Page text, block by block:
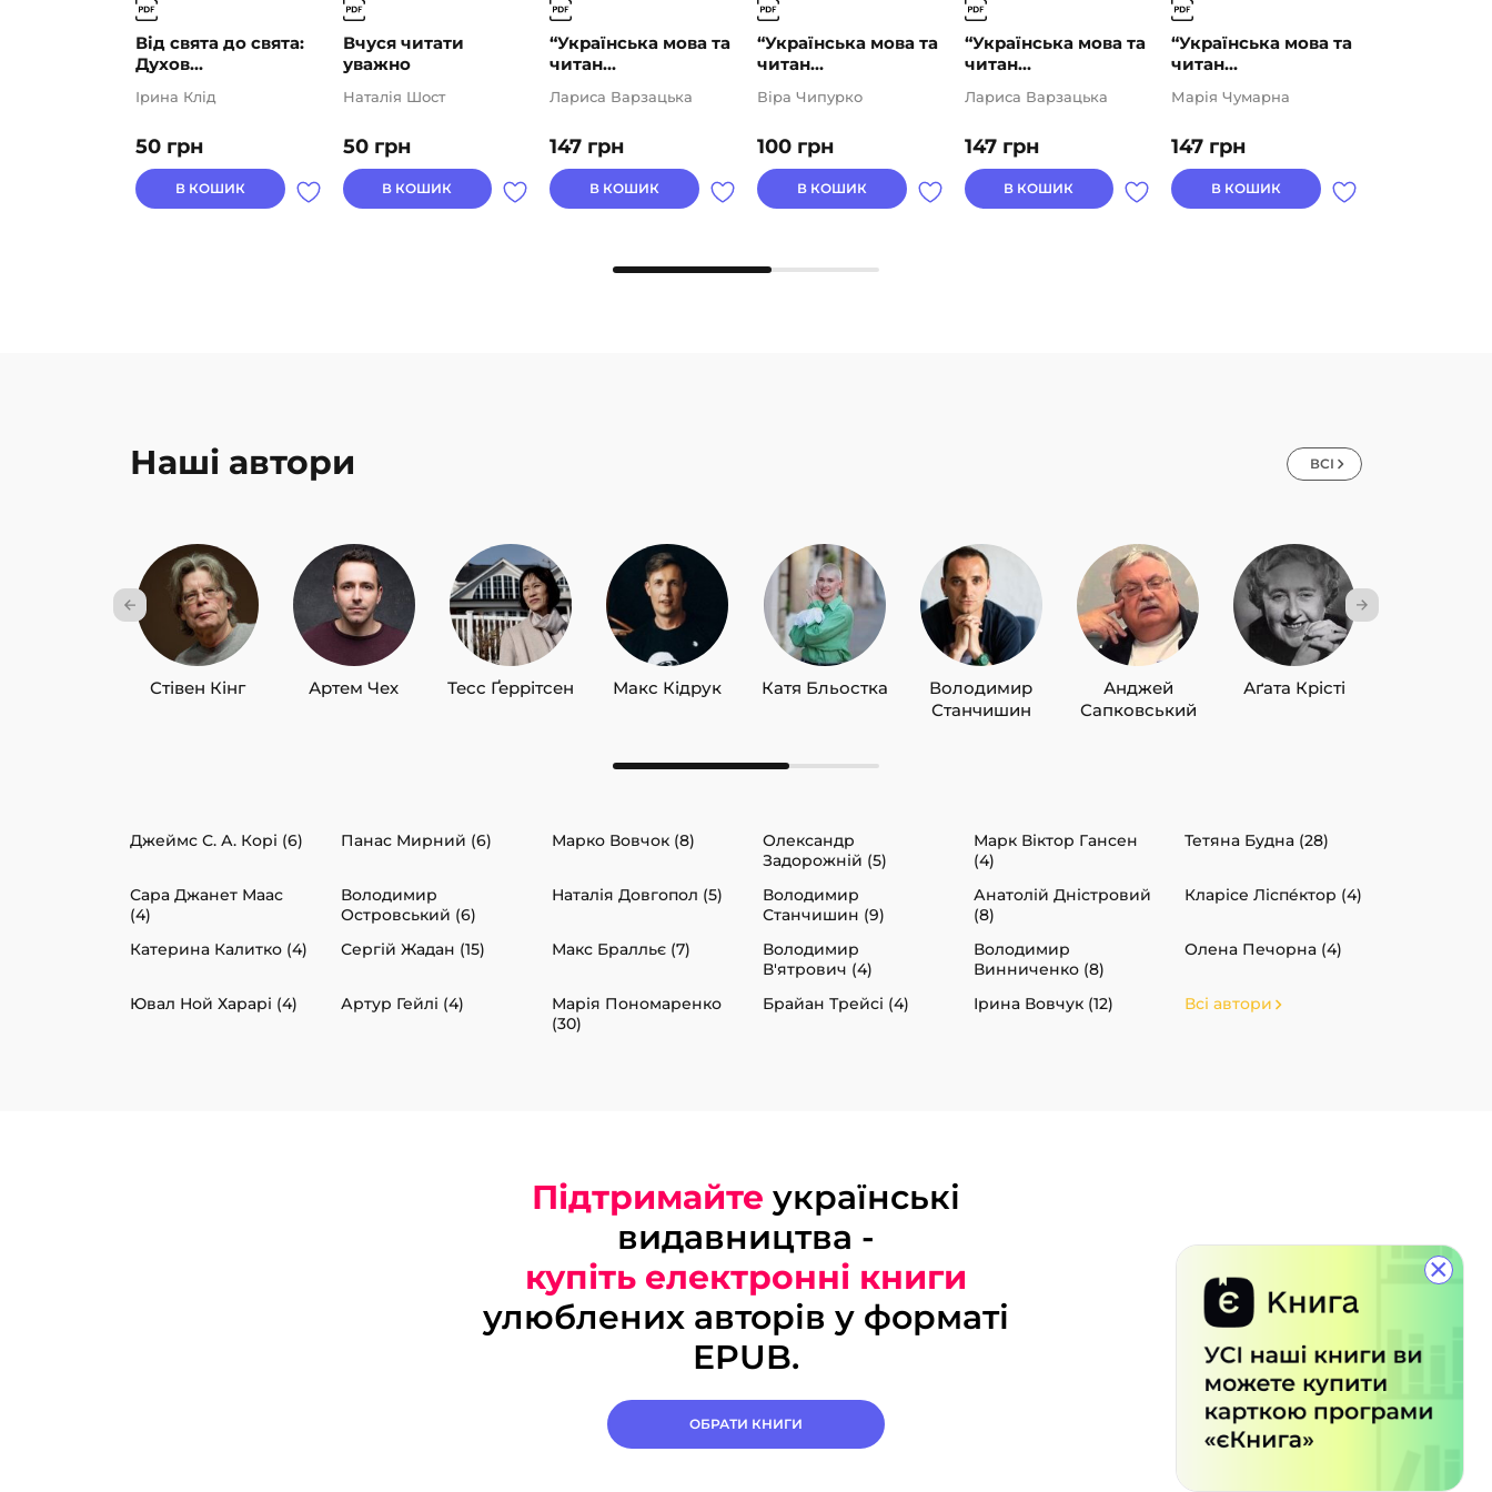
×
Від свята до свята:
Духов...
50 грн
Ірина Клід
В КОШИК
Вчуся читати
уважно
50 грн
Наталія Шост
В КОШИК
“Українська мова та
читан...
147 грн
Лариса Варзацька
В КОШИК
“Українська мова та
читан...
100 грн
Віра Чипурко
В КОШИК
“Українська мова та
читан...
147 грн
Лариса Варзацька
В КОШИК
“Українська мова та
читан...
147 грн
Марія Чумарна
В КОШИК
Наші автори ВСІ
Стівен Кінг Артем Чех Тесс Ґеррітсен Макс Кідрук Катя Бльостка
Володимир
Станчишин
Анджей
Сапковський
Аґата Крісті
Джеймс С. А. Корі (6) Панас Мирний (6) Марко Вовчок (8)
Олександр
Задорожній (5)
Марк Віктор Гансен
(4)
Тетяна Будна (28)
Сара Джанет Маас
(4)
Володимир
Островський (6)
Наталія Довгопол (5)
Володимир
Станчишин (9)
Анатолій Дністровий
(8)
Кларісе Ліспéктор (4)
Катерина Калитко (4) Сергій Жадан (15) Макс Бралльє (7)
Володимир
В'ятрович (4)
Володимир
Винниченко (8)
Олена Печорна (4)
Ювал Ной Харарі (4) Артур Гейлі (4)
Марія Пономаренко
(30)
Брайан Трейсі (4) Ірина Вовчук (12) Всі автори
Підтримайте українські
видавництва -
купіть електронні книги
улюблених авторів у форматі
EPUB.
ОБРАТИ КНИГИ